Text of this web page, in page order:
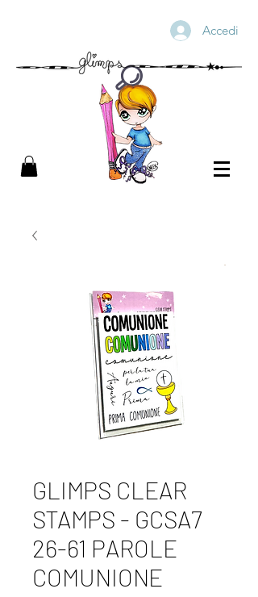
Accedi
GLIMPS CLEAR
STAMPS - GCSA7
26-61 PAROLE
COMUNIONE